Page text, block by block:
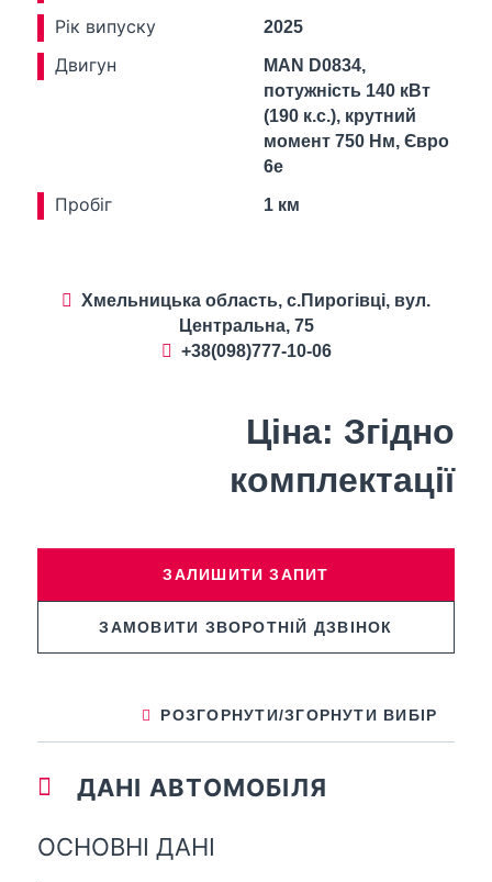
Рік випуску 2025
Двигун
MAN D0834,
потужність 140 кВт
(190 к.с.), крутний
момент 750 Нм, Євро
6e
Пробіг 1 км
Хмельницька область, с.Пирогівці, вул.
Центральна, 75
+38(098)777-10-06
Ціна: Згідно
комплектації
ЗАЛИШИТИ ЗАПИТ
ЗАМОВИТИ ЗВОРОТНІЙ ДЗВІНОК
РОЗГОРНУТИ/ЗГОРНУТИ ВИБІР
ДАНІ АВТОМОБІЛЯ
ОСНОВНІ ДАНІ